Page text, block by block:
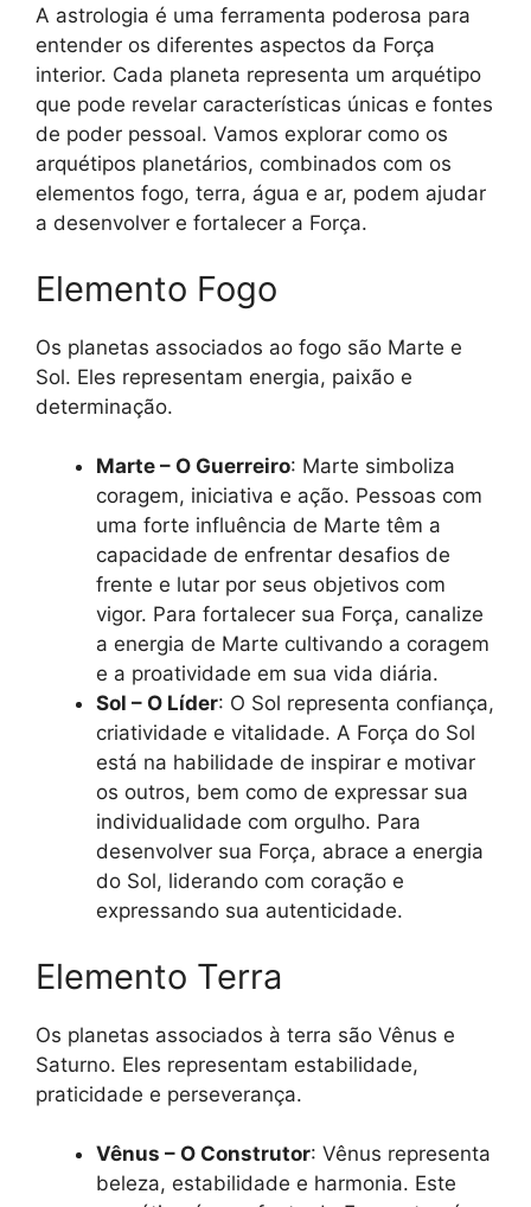
A astrologia é uma ferramenta poderosa para
entender os diferentes aspectos da Força
interior. Cada planeta representa um arquétipo
que pode revelar características únicas e fontes
de poder pessoal. Vamos explorar como os
arquétipos planetários, combinados com os
elementos fogo, terra, água e ar, podem ajudar
a desenvolver e fortalecer a Força.
Elemento Fogo
Os planetas associados ao fogo são Marte e
Sol. Eles representam energia, paixão e
determinação.
Marte – O Guerreiro: Marte simboliza
coragem, iniciativa e ação. Pessoas com
uma forte influência de Marte têm a
capacidade de enfrentar desafios de
frente e lutar por seus objetivos com
vigor. Para fortalecer sua Força, canalize
a energia de Marte cultivando a coragem
e a proatividade em sua vida diária.
Sol – O Líder: O Sol representa confiança,
criatividade e vitalidade. A Força do Sol
está na habilidade de inspirar e motivar
os outros, bem como de expressar sua
individualidade com orgulho. Para
desenvolver sua Força, abrace a energia
do Sol, liderando com coração e
expressando sua autenticidade.
Elemento Terra
Os planetas associados à terra são Vênus e
Saturno. Eles representam estabilidade,
praticidade e perseverança.
Vênus – O Construtor: Vênus representa
beleza, estabilidade e harmonia. Este